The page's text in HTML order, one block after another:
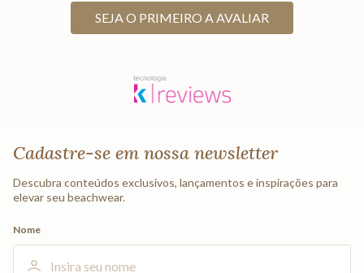
SEJA O PRIMEIRO A AVALIAR
Cadastre-se em nossa newsletter
Descubra conteúdos exclusivos, lançamentos e inspirações para
elevar seu beachwear.
Nome